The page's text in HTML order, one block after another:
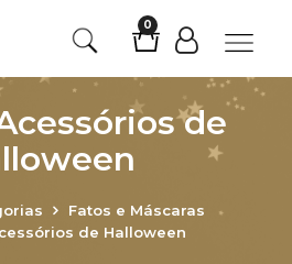
0
de
Fatos e Máscaras
de Halloween